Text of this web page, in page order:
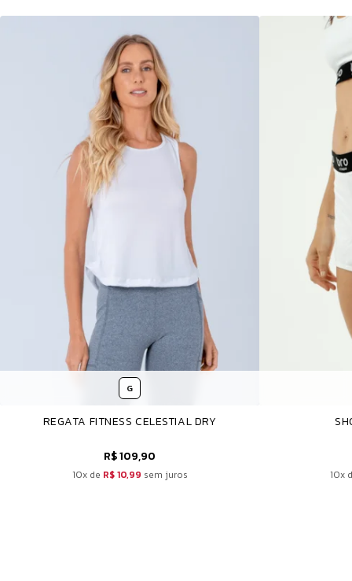
G
REGATA FITNESS CELESTIAL DRY
R$ 109,90
10x de R$ 10,99 sem juros 10x